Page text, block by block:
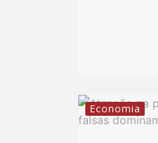
Economia